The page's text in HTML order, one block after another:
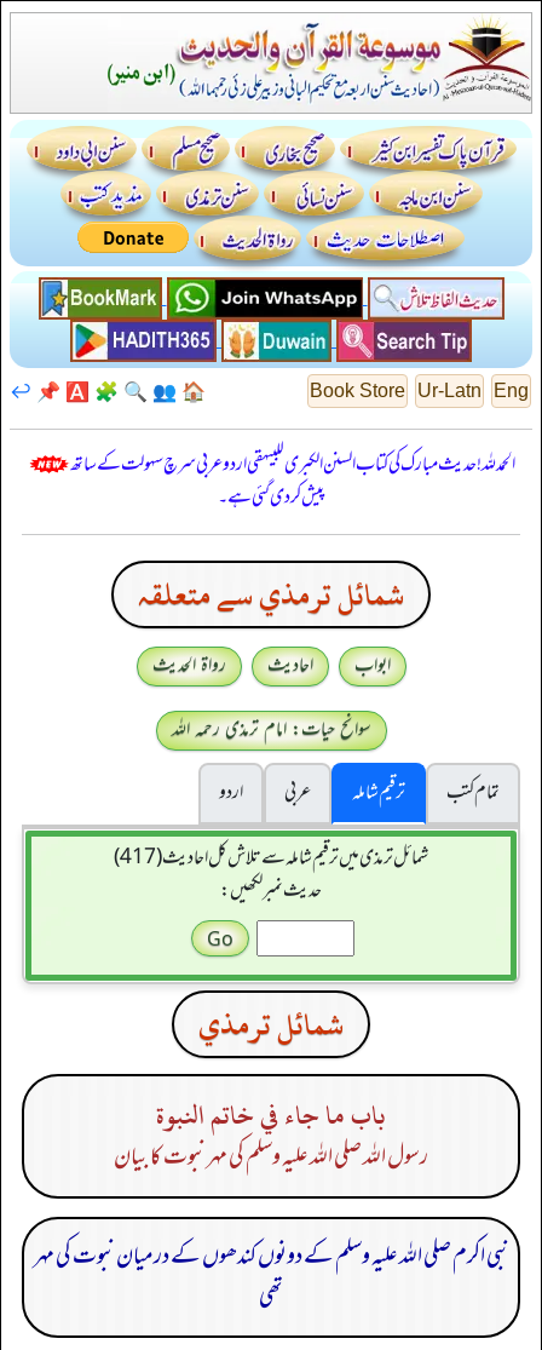
Eng
Ur-Latn
Book Store
🏠
👥
🔍
🧩
🅰️
📌
↩️
الحمدللہ! حدیث مبارک کی کتاب السنن الكبرى للبيهقي اردو عربی سرچ سہولت کے ساتھ
پیش کر دی گئی ہے۔
شمائل ترمذي سے متعلقہ
ابواب احادیث
رواۃ الحدیث
سوانح حیات: امام ترمذی رحمہ اللہ
تمام کتب
ترقیم شاملہ عربی
اردو
شمائل ترمذی میں ترقیم شاملہ سے تلاش کل احادیث (417)
حدیث نمبر لکھیں:
شمائل ترمذي
باب ما جاء في خاتم النبوة
رسول اللہ صلی اللہ علیہ وسلم کی مہر نبوت کا بیان
نبی اکرم صلی اللہ علیہ وسلم کے دونوں کندھوں کے درمیان نبوت کی مہر
تھی